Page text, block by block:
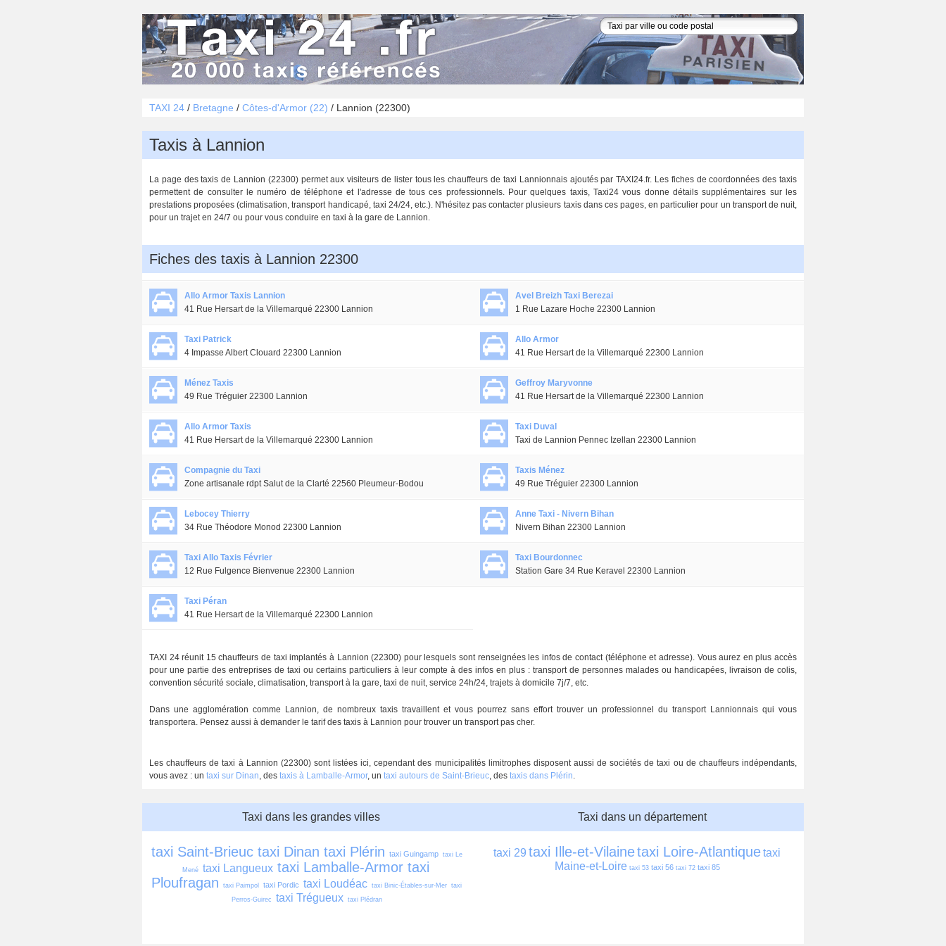
TAXI 24 / Bretagne / Côtes-d'Armor (22) / Lannion (22300)
Taxis à Lannion
La page des taxis de Lannion (22300) permet aux visiteurs de lister tous les chauffeurs de taxi Lannionnais ajoutés par TAXI24.fr. Les fiches de coordonnées des taxis
permettent de consulter le numéro de téléphone et l'adresse de tous ces professionnels. Pour quelques taxis, Taxi24 vous donne détails supplémentaires sur les
prestations proposées (climatisation, transport handicapé, taxi 24/24, etc.). N'hésitez pas contacter plusieurs taxis dans ces pages, en particulier pour un transport de nuit,
pour un trajet en 24/7 ou pour vous conduire en taxi à la gare de Lannion.
Fiches des taxis à Lannion 22300
Allo Armor Taxis Lannion
41 Rue Hersart de la Villemarqué 22300 Lannion
Taxi Patrick
4 Impasse Albert Clouard 22300 Lannion
Ménez Taxis
49 Rue Tréguier 22300 Lannion
Allo Armor Taxis
41 Rue Hersart de la Villemarqué 22300 Lannion
Compagnie du Taxi
Zone artisanale rdpt Salut de la Clarté 22560 Pleumeur-Bodou
Lebocey Thierry
34 Rue Théodore Monod 22300 Lannion
Taxi Allo Taxis Février
12 Rue Fulgence Bienvenue 22300 Lannion
Taxi Péran
41 Rue Hersart de la Villemarqué 22300 Lannion
Avel Breizh Taxi Berezai
1 Rue Lazare Hoche 22300 Lannion
Allo Armor
41 Rue Hersart de la Villemarqué 22300 Lannion
Geffroy Maryvonne
41 Rue Hersart de la Villemarqué 22300 Lannion
Taxi Duval
Taxi de Lannion Pennec Izellan 22300 Lannion
Taxis Ménez
49 Rue Tréguier 22300 Lannion
Anne Taxi - Nivern Bihan
Nivern Bihan 22300 Lannion
Taxi Bourdonnec
Station Gare 34 Rue Keravel 22300 Lannion
TAXI 24 réunit 15 chauffeurs de taxi implantés à Lannion (22300) pour lesquels sont renseignées les infos de contact (téléphone et adresse). Vous aurez en plus accès
pour une partie des entreprises de taxi ou certains particuliers à leur compte à des infos en plus : transport de personnes malades ou handicapées, livraison de colis,
convention sécurité sociale, climatisation, transport à la gare, taxi de nuit, service 24h/24, trajets à domicile 7j/7, etc.
Dans une agglomération comme Lannion, de nombreux taxis travaillent et vous pourrez sans effort trouver un professionnel du transport Lannionnais qui vous
transportera. Pensez aussi à demander le tarif des taxis à Lannion pour trouver un transport pas cher.
Les chauffeurs de taxi à Lannion (22300) sont listées ici, cependant des municipalités limitrophes disposent aussi de sociétés de taxi ou de chauffeurs indépendants,
vous avez : un taxi sur Dinan, des taxis à Lamballe-Armor, un taxi autours de Saint-Brieuc, des taxis dans Plérin.
Taxi dans les grandes villes
taxi Saint-Brieuc taxi Dinan taxi Plérin taxi Guingamp taxi Le
Mené taxi Langueux taxi Lamballe-Armor taxi
Ploufragan
taxi Paimpol taxi Pordic taxi Loudéac taxi Binic-Étables-sur-Mer taxi
Perros-Guirec
taxi Trégueux taxi Plédran
Taxi dans un département
taxi 29 taxi Ille-et-Vilainetaxi Loire-Atlantiquetaxi
Maine-et-Loire taxi 53 taxi 56 taxi 72 taxi 85